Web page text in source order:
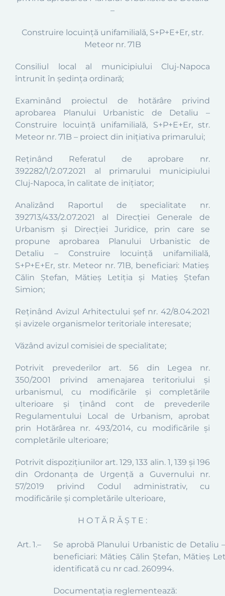
–
Construire locuință unifamilială, S+P+E+Er, str.
Meteornr. 71B
Consiliul local al municipiului Cluj-Napoca
întrunit în şedinţa ordinară;
Examinând proiectul de hotărâre privind
aprobarea Planului Urbanistic de Detaliu –
Construire locuință unifamilială, S+P+E+Er, str.
Meteor nr. 71B – proiect din iniţiativa primarului;
Reținând Referatul de aprobare nr.
392282/1/2.07.2021
al primarului municipiului
Cluj-Napoca, în calitate de inițiator;
Analizând Raportul de specialitate nr.
392713/433/2.07.2021 al Direcţiei Generale de
Urbanism și Direcției Juridice, prin care se
propune aprobarea Planului Urbanistic de
Detaliu – Construire locuință unifamilială,
S+P+E+Er, str. Meteornr. 71B, beneficiari: Matieș
Călin Ștefan, Mătieș Letiția și Matieș Ștefan
Simion;
Reținând Avizul Arhitectului șef nr. 42/8.04.2021
și avizele organismelor teritoriale interesate;
Văzând avizul comisiei de specialitate;
Potrivit prevederilor art. 56 din Legea nr.
350/2001 privind amenajarea teritoriului şi
urbanismul, cu modificările şi completările
ulterioare şi ţinând cont de prevederile
Regulamentului Local de Urbanism, aprobat
prin Hotărârea nr. 493/2014, cu modificările și
completările ulterioare;
Potrivit dispoziţiunilor art. 129, 133 alin. 1, 139 și 196
din Ordonanța de Urgență a Guvernului nr.
57/2019 privind Codul administrativ, cu
modificările și completările ulterioare,
H O T Ă R Ă Ş T E :
Art. 1.–
Se aprobă Planului Urbanistic de Detaliu
beneficiari: Mătieș Călin Ștefan, Mătieș
identificată cu nr cad. 260994.
Documentația reglementează: